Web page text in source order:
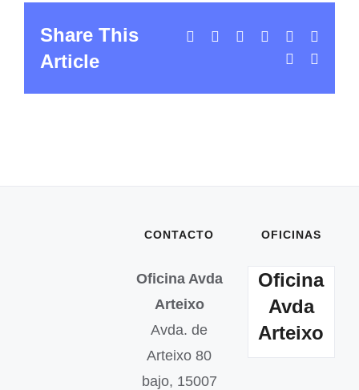
Share This
Article
Facebook LinkedInWhatsApp
Tumblr
CONTACTO
Oficina Avda
Arteixo
Avda. de
Arteixo 80
bajo, 15007
OFICINAS
Oficina
Avda
Arteixo